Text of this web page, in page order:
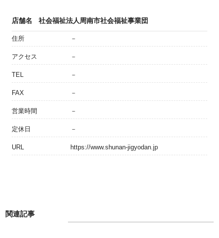
店舗名 社会福祉法人周南市社会福祉事業団
住所 －
アクセス －
TEL －
FAX －
営業時間 －
定休日 －
URL https://www.shunan-jigyodan.jp
関連記事